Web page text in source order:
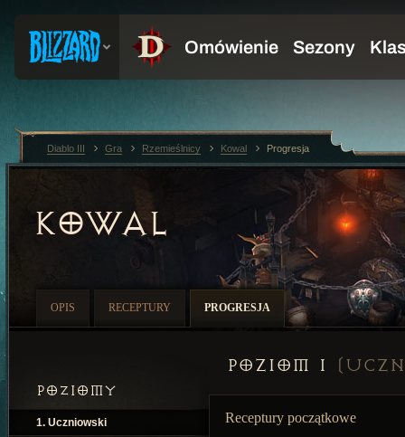
KOWAL
OPIS RECEPTURY PROGRESJA
Poziom 1
Receptury początkowe
POZIOMY
1. Uczniowski
Diablo III Gra Rzemieślnicy Kowal Progresja